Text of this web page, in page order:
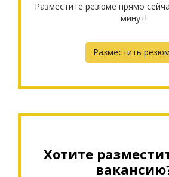
Разместите резюме прямо
минут!
Разместить
Хотите